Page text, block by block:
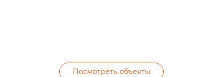
Посмотреть объекты